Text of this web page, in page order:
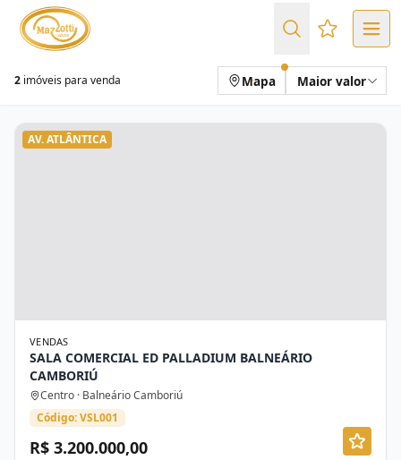
Favoritos
2 imóveis para venda Mapa Maior valor
AV. ATLÂNTICA
VENDAS
SALA COMERCIAL ED PALLADIUM BALNEÁRIO
CAMBORIÚ
Centro · Balneário Camboriú
Código: VSL001
R$ 3.200.000,00